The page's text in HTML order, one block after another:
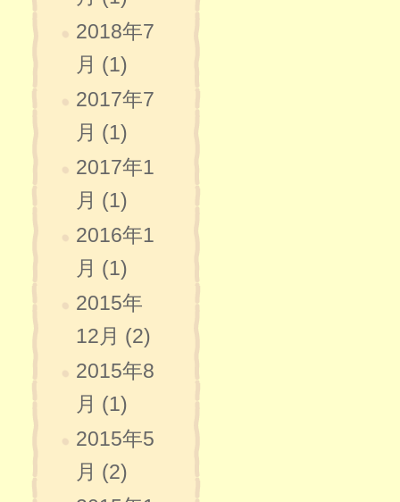
2018年7
月 (1)
2017年7
月 (1)
2017年1
月 (1)
2016年1
月 (1)
2015年
12月 (2)
2015年8
月 (1)
2015年5
月 (2)